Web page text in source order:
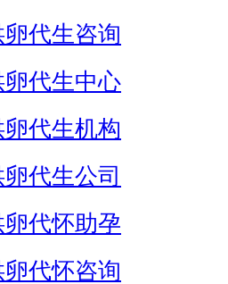
代生咨询
代生中心
代生机构
代生公司
代怀助孕
代怀咨询